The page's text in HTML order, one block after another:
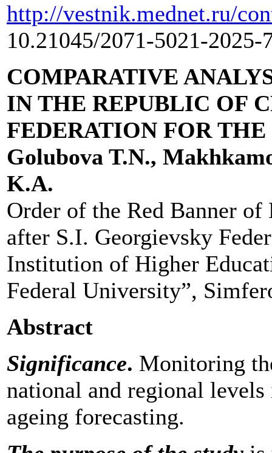
http://vestnik.mednet.ru/
10.21045/2071-5021-2025-
COMPARATIVE
IN THE REPUBLIC OF
FEDERATION FOR THE
Golubova T.N.,
K.A.
Order of the Red Banner
after S.I. Georgievsky
Institution of Higher
Federal University”,
Abstract
Significance. Monitoring
national and regional
ageing forecasting.